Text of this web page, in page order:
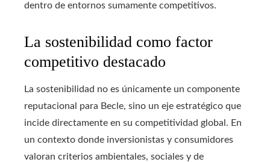
dentro de entornos sumamente competitivos.
La sostenibilidad como factor
competitivo destacado
La sostenibilidad no es únicamente un componente
reputacional para Becle, sino un eje estratégico que
incide directamente en su competitividad global. En
un contexto donde inversionistas y consumidores
valoran criterios ambientales, sociales y de